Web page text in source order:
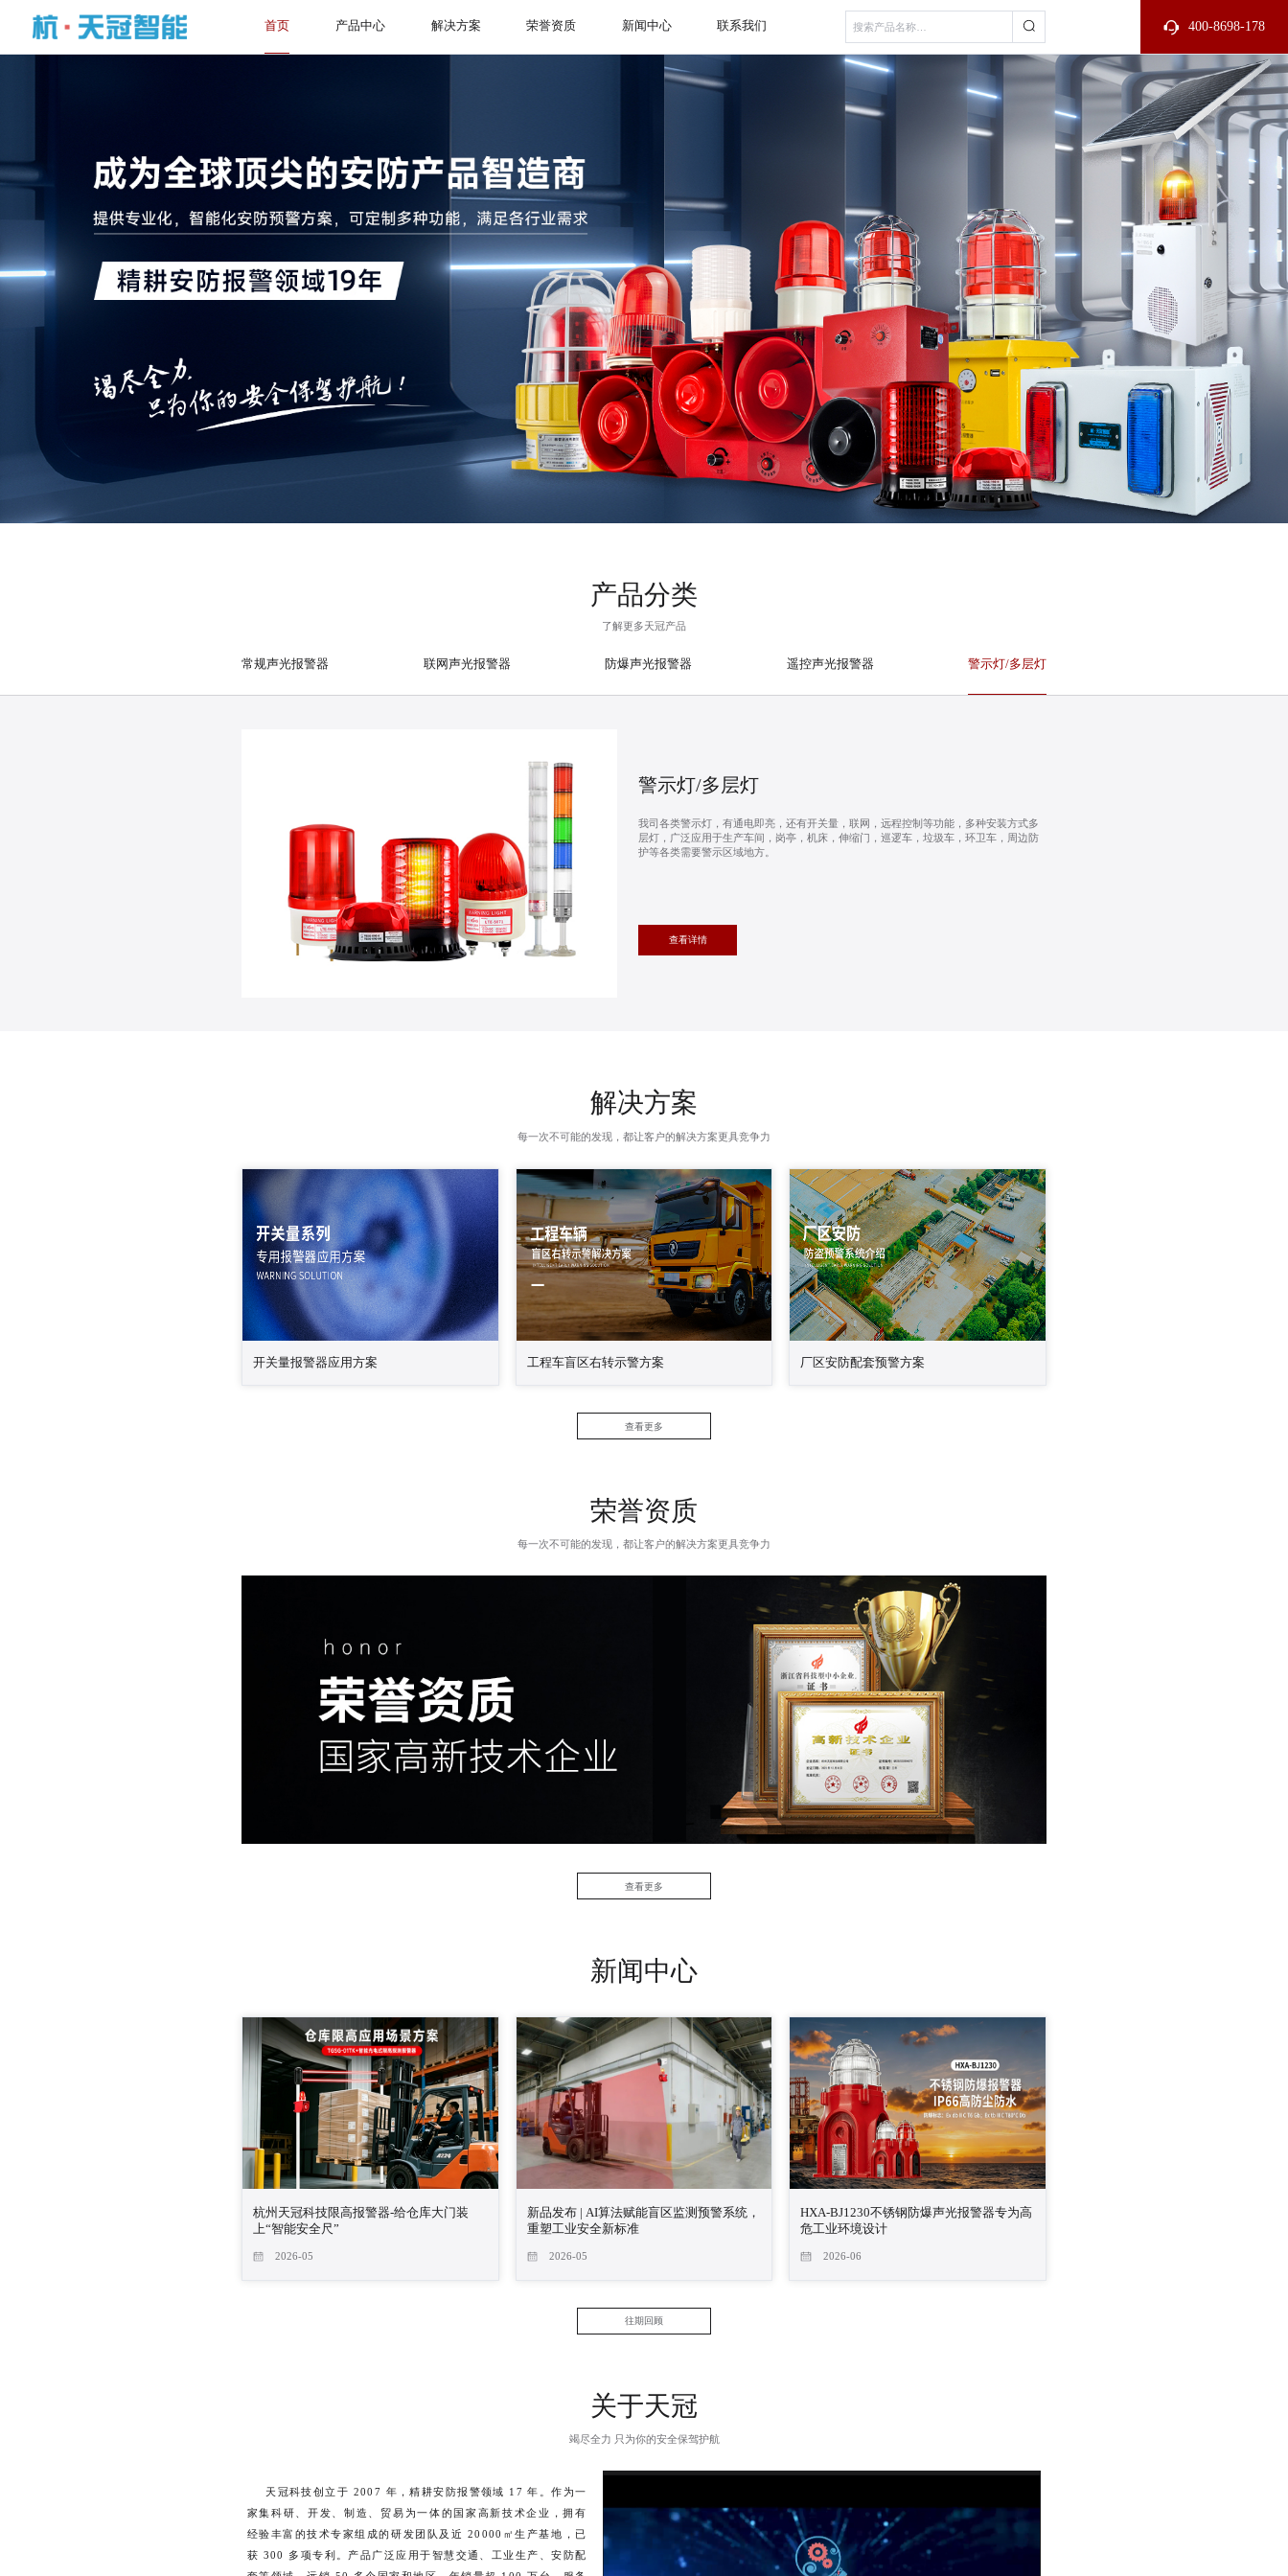
首页 产品中心 解决方案 荣誉资质 新闻中心 联系我们 400-8698-178
产品分类
了解更多天冠产品
常规声光报警器 联网声光报警器 防爆声光报警器 遥控声光报警器 警示灯/多层灯
警示灯/多层灯
我司各类警示灯，有通电即亮，还有开关量，联网，远程控制等功能，多种安装方式多
层灯，广泛应用于生产车间，岗亭，机床，伸缩门，巡逻车，垃圾车，环卫车，周边防
护等各类需要警示区域地方。
查看详情
解决方案
每一次不可能的发现，都让客户的解决方案更具竞争力
开关量报警器应用方案 工程车盲区右转示警方案
警，并发出语音提示如“工程车右转弯，请注
意”,“货车右转弯，请注意”等示警，有效减少货车
厂区安防配套预警方案
查看更多
荣誉资质
每一次不可能的发现，都让客户的解决方案更具竞争力
查看更多
新闻中心
杭州天冠科技限高报警器-给仓库大门装
上“智能安全尺”
2026-05
新品发布 | AI算法赋能盲区监测预警系统，
重塑工业安全新标准
2026-05
HXA-BJ1230不锈钢防爆声光报警器专为高
危工业环境设计
2026-06
往期回顾
关于天冠
竭尽全力 只为你的安全保驾护航
天冠科技创立于 2007 年，精耕安防报警领域 17 年。作为一
家集科研、开发、制造、贸易为一体的国家高新技术企业，拥有
经验丰富的技术专家组成的研发团队及近 20000㎡生产基地，已
获 300 多项专利。产品广泛应用于智慧交通、工业生产、安防配